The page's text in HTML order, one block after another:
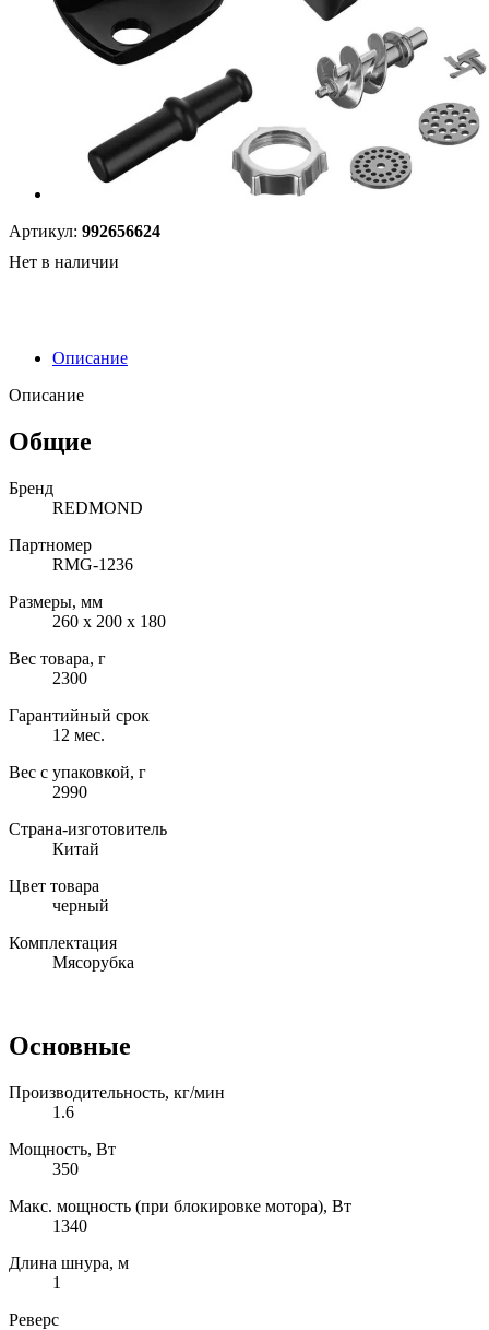
Артикул: 992656624
Нет в наличии
Описание
Описание
Общие
Бренд
REDMOND
Партномер
RMG-1236
Размеры, мм
260 х 200 х 180
Вес товара, г
2300
Гарантийный срок
12 мес.
Вес с упаковкой, г
2990
Страна-изготовитель
Китай
Цвет товара
черный
Комплектация
Мясорубка
Основные
Производительность, кг/мин
1.6
Мощность, Вт
350
Макс. мощность (при блокировке мотора), Вт
1340
Длина шнура, м
1
Реверс